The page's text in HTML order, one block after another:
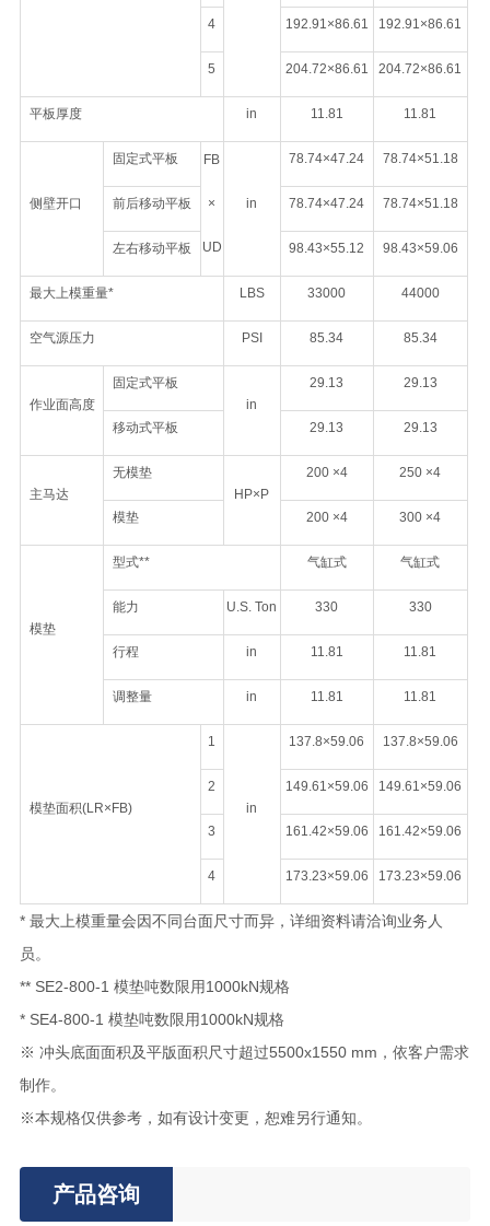
4 192.91×86.61 192.91×86.61
5 204.72×86.61 204.72×86.61
平板厚度 in 11.81 11.81
侧壁开口
固定式平板 FB
×
UD
in
78.74×47.24 78.74×51.18
前后移动平板 78.74×47.24 78.74×51.18
左右移动平板 98.43×55.12 98.43×59.06
最大上模重量* LBS 33000 44000
空气源压力 PSI 85.34 85.34
作业面高度
固定式平板
in
29.13 29.13
移动式平板 29.13 29.13
主马达
无模垫
HP×P
200 ×4 250 ×4
模垫 200 ×4 300 ×4
模垫
型式** 气缸式 气缸式
能力 U.S. Ton 330 330
行程 in 11.81 11.81
调整量 in 11.81 11.81
模垫面积(LR×FB)
1
in
137.8×59.06 137.8×59.06
2 149.61×59.06 149.61×59.06
3 161.42×59.06 161.42×59.06
4 173.23×59.06 173.23×59.06
* 最大上模重量会因不同台面尺寸而异，详细资料请洽询业务人
员。
** SE2-800-1 模垫吨数限用1000kN规格
* SE4-800-1 模垫吨数限用1000kN规格
※ 冲头底面面积及平版面积尺寸超过5500x1550 mm，依客户需求
制作。
※本规格仅供参考，如有设计变更，恕难另行通知。
产品咨询